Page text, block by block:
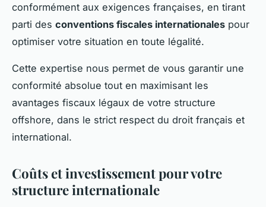
conformément aux exigences françaises, en tirant
parti des conventions fiscales internationales pour
optimiser votre situation en toute légalité.
Cette expertise nous permet de vous garantir une
conformité absolue tout en maximisant les
avantages fiscaux légaux de votre structure
offshore, dans le strict respect du droit français et
international.
Coûts et investissement pour votre
structure internationale